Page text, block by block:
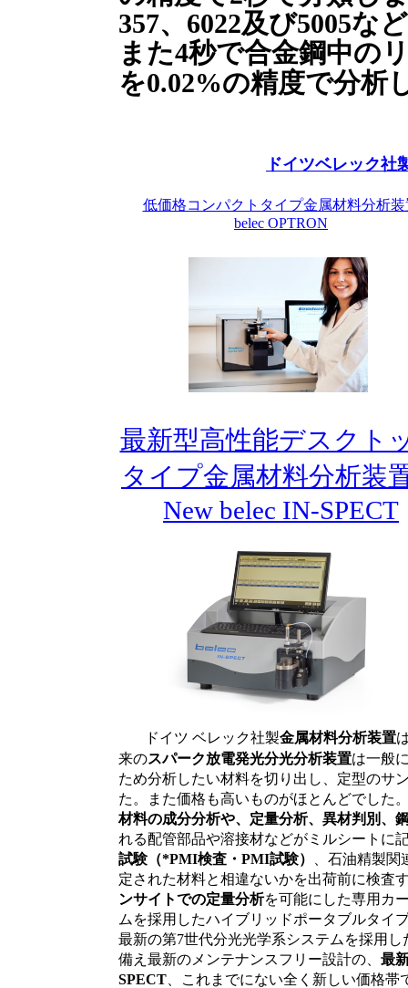
357、6022及び5005な
また4秒で合金鋼中の
を0.02%の精度で分析
ドイツベレック社
低価格コンパクトタイプ金属材料分析装
belec OPTRON
最新型高性能デスクト
タイプ金属材料分析
New belec IN-SPECT
ドイツ ベレック社製金属材料分析装置
来のスパーク放電発光分光分析装置は一般
ため分析したい材料を切り出し、定型のサ
た。また価格も高いものがほとんどでした
材料の成分分析や、定量分析、異材判別、
れる配管部品や溶接材などがミルシートに
試験（*PMI検査・PMI試験）
、石油精製
定された材料と相違ないかを出荷前に検査
ンサイトでの定量分析を可能にした専用カ
ムを採用したハイブリッドポータブルタイ
最新の第7世代分光光学系システムを採用
備え最新のメンテナンスフリー設計の、 最
SPECT 、これまでにない全く新しい価格